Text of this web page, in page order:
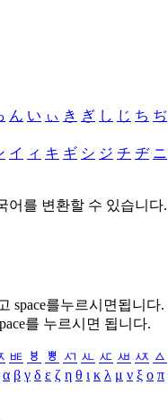
ん い ぃ き ぎ し じ ち ぢ
イ ィ キ ギ シ ジ チ ヂ ニ
어를 변환할 수 있습니다.
space를누르시면됩니다.
를 누르시면 됩니다.
ㅷ ㅸ ㅹ ㅺ ㅻ ㅼ ㅽ ㅾ ㅿ
α β γ δ ε ζ η θ ι κ λ μ ν ξ ο π